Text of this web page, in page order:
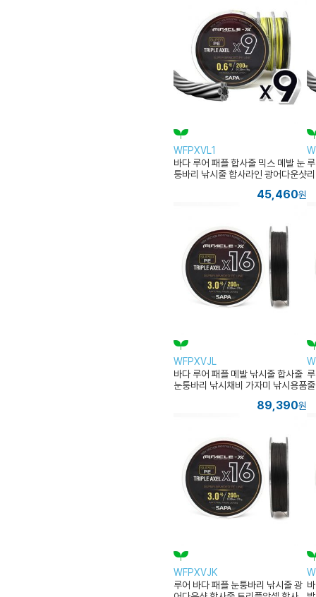
WFPXVL1
바다 루어 패플 합사줄 믹스 메발 눈
퉁바리 낚시줄 합사라인 광어다운샷
45,460원
WFPXVJL
바다 루어 패플 메발 낚시줄 합사줄
눈퉁바리 낚시채비 가자미 낚시용품
89,390원
WFPXVJK
루어 바다 패플 눈퉁바리 낚시줄 광